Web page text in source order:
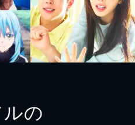
の